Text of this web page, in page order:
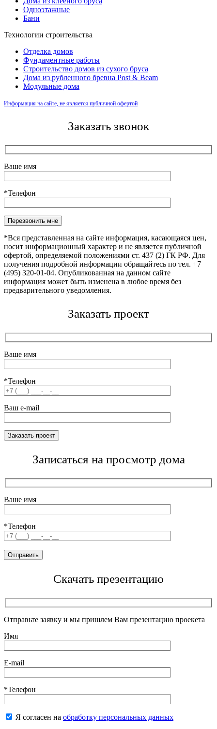
Одноэтажные
Бани
Технологии строительства
Отделка домов
Фундаментные работы
Строительство домов из сухого бруса
Дома из рубленного бревна Post & Beam
Модульные дома
Информация на сайте, не является публичной офертой
Заказать звонок
Ваше имя
*Телефон
Оставьте это поле пустым.
*Вся представленная на сайте информация, касающаяся цен,
носит информационный характер и не является публичной
офертой, определяемой положениями ст. 437 (2) ГК РФ. Для
получения подробной информации обращайтесь по тел. +7
(495) 320-01-04. Опубликованная на данном сайте
информация может быть изменена в любое время без
предварительного уведомления.
Заказать проект
Ваше имя
*Телефон
Ваш e-mail
Записаться на просмотр дома
Ваше имя
*Телефон
Скачать презентацию
Отправьте заявку и мы пришлем Вам презентацию проекета
Имя
E-mail
*Телефон
Я согласен на обработку персональных данных